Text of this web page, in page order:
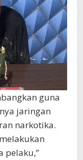
guna
jaringan
narkotika.
pelaku,”